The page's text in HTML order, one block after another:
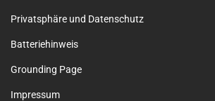
Privatsphäre und Datenschutz
Batteriehinweis
Grounding Page
Impressum